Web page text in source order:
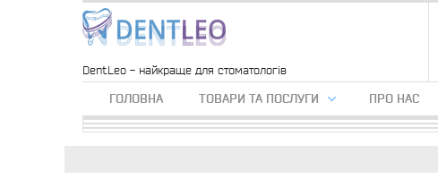
DentLeo - найкраще для стоматологів
ГОЛОВНА ТОВАРИ ТА ПОСЛУГИ ПРО НАС